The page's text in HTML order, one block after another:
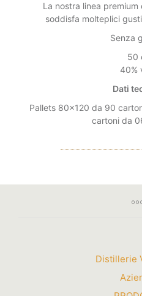
La nostra linea
soddisfa molteplici
Senza
50
40%
Dati
Pallets 80×120 da 90
cartoni da
Distillerie